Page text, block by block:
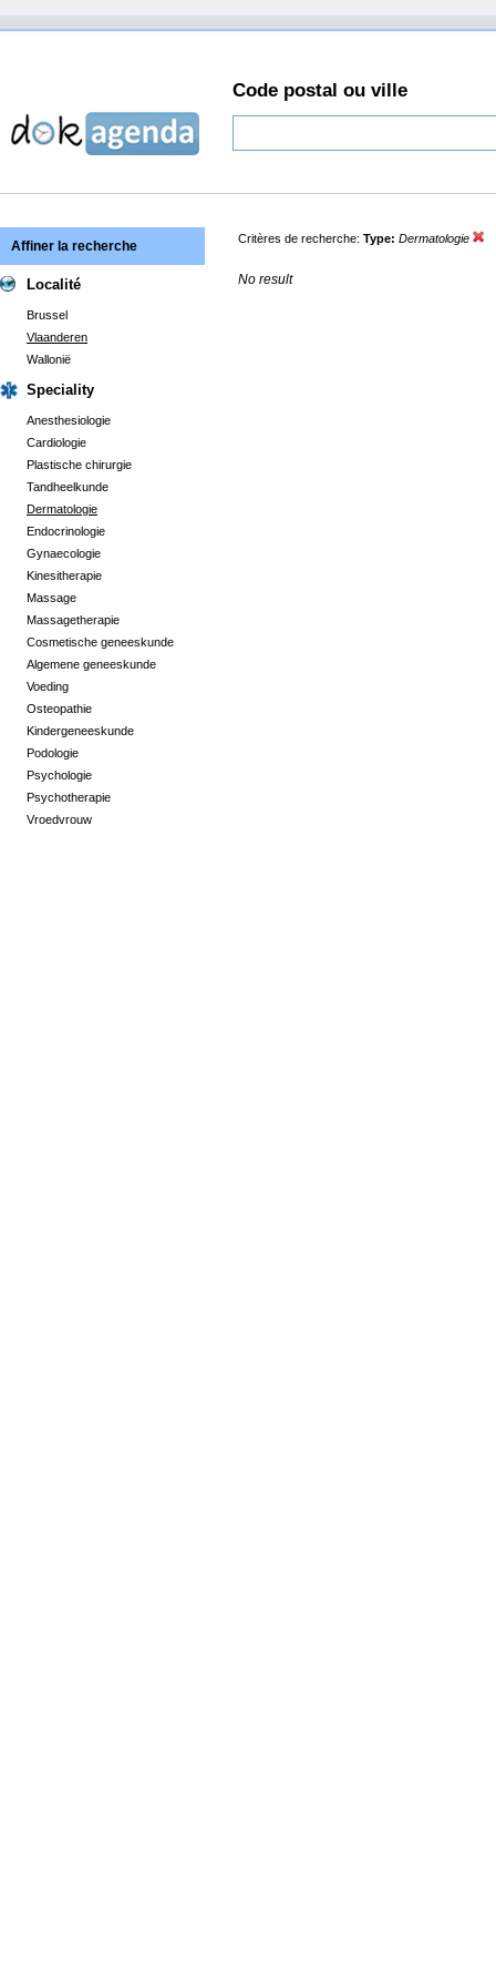
Code postal ou ville
Affiner la recherche
Localité
Brussel
Vlaanderen
Wallonië
Speciality
Anesthesiologie
Cardiologie
Plastische chirurgie
Tandheelkunde
Dermatologie
Endocrinologie
Gynaecologie
Kinesitherapie
Massage
Massagetherapie
Cosmetische geneeskunde
Algemene geneeskunde
Voeding
Osteopathie
Kindergeneeskunde
Podologie
Psychologie
Psychotherapie
Vroedvrouw
Critères de recherche: Type: Dermatologie
No result